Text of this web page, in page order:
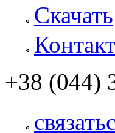
Скачать
+38 (044)